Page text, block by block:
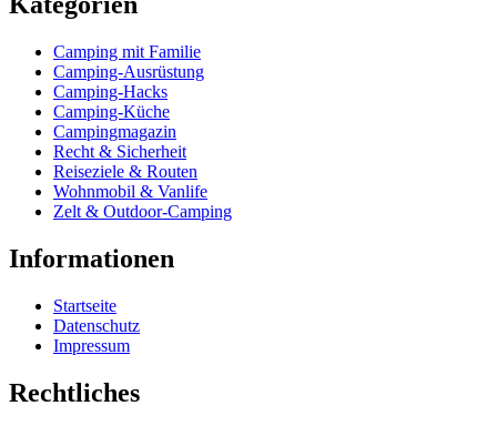
Camping mit Familie
Camping-Ausrüstung
Camping-Hacks
Camping-Küche
Campingmagazin
Recht & Sicherheit
Reiseziele & Routen
Wohnmobil & Vanlife
Zelt & Outdoor-Camping
Informationen
Startseite
Datenschutz
Impressum
Rechtliches